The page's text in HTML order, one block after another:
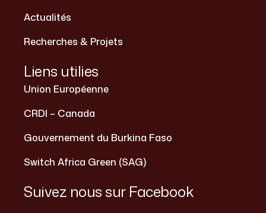
Actualités
Recherches & Projets
Liens utilies
Union Européenne
CRDI – Canada
Gouvernement du Burkina Faso
Switch Africa Green (SAG)
Suivez nous sur Facebook